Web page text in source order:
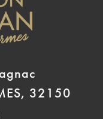
32150